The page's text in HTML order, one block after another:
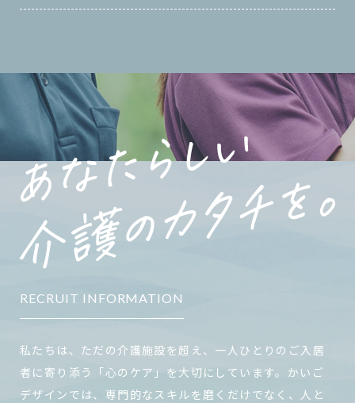
RECRUIT INFORMATION
私たちは、ただの介護施設を超え、一人ひとりのご入居
者に寄り添う「心のケア」を大切にしています。かいご
デザインでは、専門的なスキルを磨くだけでなく、人と